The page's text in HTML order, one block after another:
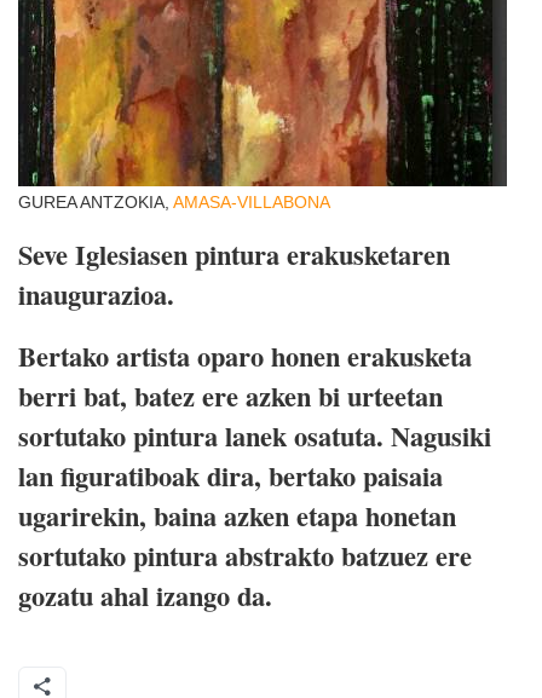
GUREA ANTZOKIA, AMASA-VILLABONA
Seve Iglesiasen pintura erakusketaren
inaugurazioa.
Bertako artista oparo honen erakusketa
berri bat, batez ere azken bi urteetan
sortutako pintura lanek osatuta. Nagusiki
lan figuratiboak dira, bertako paisaia
ugarirekin, baina azken etapa honetan
sortutako pintura abstrakto batzuez ere
gozatu ahal izango da.